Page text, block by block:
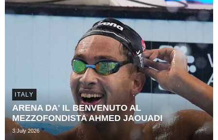
ITALY
ARENA DA' IL BENVENUTO AL
MEZZOFONDISTA AHMED JAOUADI
3 July 2026